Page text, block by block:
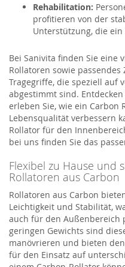
Rehabilitation:
profitieren von der
Unterstützung, die
Bei Sanivita finden Sie eine
Rollatoren sowie
Tragegriffe, die speziell auf
abgestimmt sind.
erleben Sie, wie ein
Lebensqualität verbessern
Rollator für den
bei uns finden Sie das
Flexibel zu Hause und
Rollatoren aus Carbon
Rollatoren aus Carbon
Leichtigkeit und Stabilität,
auch für den Außenbereich
geringen Gewichts sind
manövrieren und bieten
für den Einsatz auf